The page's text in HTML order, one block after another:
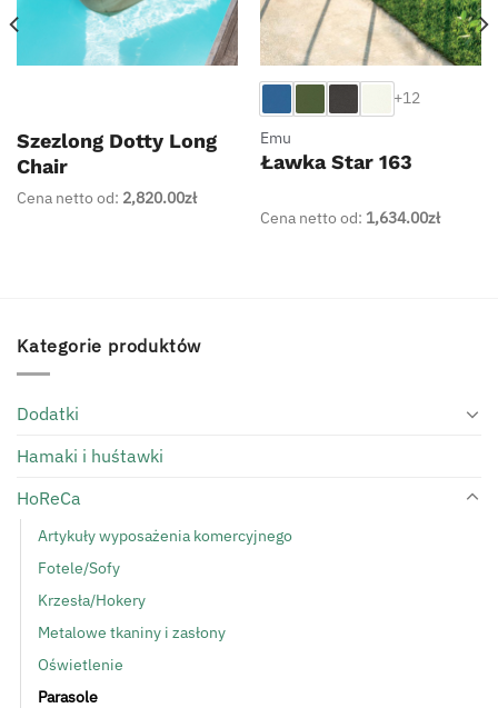
Szezlong Dotty Long
Chair
Cena netto od: 2,820.00zł
+12
Emu
Ławka Star 163
Cena netto od: 1,634.00zł
Kategorie produktów
Dodatki
Hamaki i huśtawki
HoReCa
Artykuły wyposażenia komercyjnego
Fotele/Sofy
Krzesła/Hokery
Metalowe tkaniny i zasłony
Oświetlenie
Parasole